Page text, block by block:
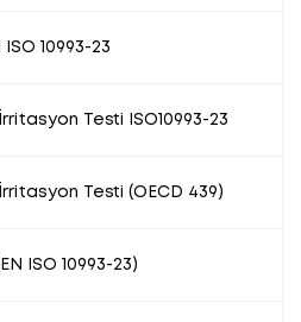
10993-23
Testi ISO10993-23
Testi (OECD 439)
ISO 10993-23)